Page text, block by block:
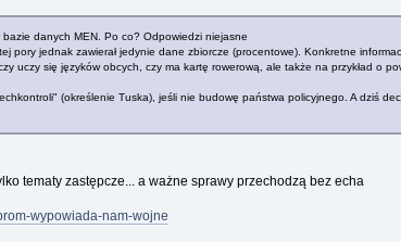
danych MEN. Po co? Odpowiedzi niejasne
pory jednak zawierał jedynie dane zbiorcze (procentowe). Konkretne
uczy się języków obcych, czy ma kartę rowerową, ale także na przykład o
(określenie Tuska), jeśli nie budowę państwa policyjnego. A dziś
tematy zastępcze... a ważne sprawy przechodzą bez echa
wypowiada-nam-wojne